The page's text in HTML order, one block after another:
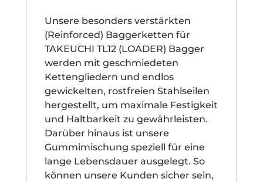
Unsere besonders verstärkten
(Reinforced) Baggerketten für
TAKEUCHI TL12 (LOADER) Bagger
werden mit geschmiedeten
Kettengliedern und endlos
gewickelten, rostfreien Stahlseilen
hergestellt, um maximale Festigkeit
und Haltbarkeit zu gewährleisten.
Darüber hinaus ist unsere
Gummimischung speziell für eine
lange Lebensdauer ausgelegt. So
können unsere Kunden sicher sein,